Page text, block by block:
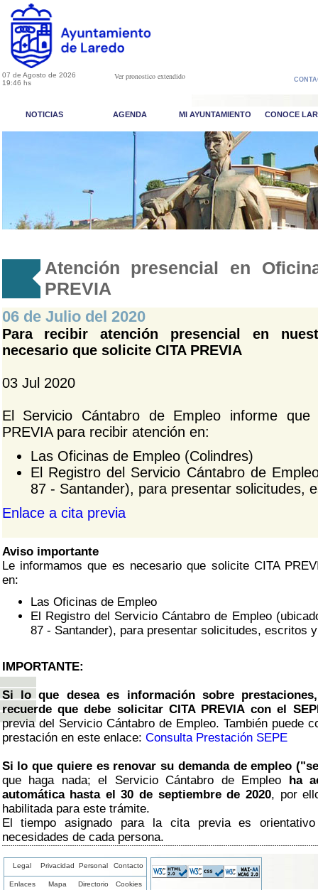
07 de Agosto de 2026
19:46 hs
Ver pronostico extendido
NOTICIAS AGENDA MI AYUNTAMIENTO CONOCE
Atención presencial en
PREVIA
06 de Julio del 2020
Para recibir atención presencial en
necesario que solicite CITA PREVIA
03 Jul 2020
El Servicio Cántabro de Empleo informe
PREVIA para recibir atención en:
Las Oficinas de Empleo (Colindres)
El Registro del Servicio Cántabro de
87 - Santander), para presentar solicitudes,
Enlace a cita previa
Aviso importante
Le informamos que es necesario que solicite CITA
en:
Las Oficinas de Empleo
El Registro del Servicio Cántabro de Empleo
87 - Santander), para presentar solicitudes, escritos
IMPORTANTE:
Si lo que desea es información sobre
recuerde que debe solicitar CITA PREVIA con el
previa del Servicio Cántabro de Empleo. También puede
prestación en este enlace: Consulta Prestación SEPE
Si lo que quiere es renovar su demanda de empleo
que haga nada; el Servicio Cántabro de Empleo ha
automática hasta el 30 de septiembre de 2020, por
habilitada para este trámite.
El tiempo asignado para la cita previa es
necesidades de cada persona.
Legal Privacidad Personal Contacto
Enlaces Mapa Directorio Cookies